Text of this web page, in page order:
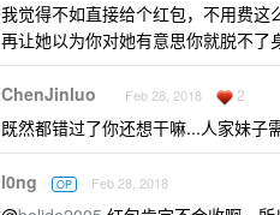
我觉得不如直接给个红包，不用费这
再让她以为你对她有意思你就脱不
ChenJinluo Feb 28, 2018 2
既然都错过了你还想干嘛...人家妹子
l0ng OP Feb 28, 2018